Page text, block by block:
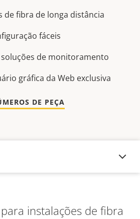
de fibra de longa distância
fáceis
de monitoramento
gráfica da Web exclusiva
DE PEÇA
instalações de fibra